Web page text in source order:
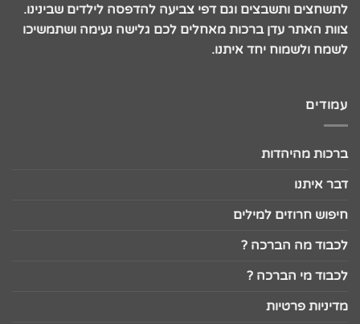
לתשחצים ותשבצים וגם דפי צביעה להדפסה לילדים שבינינו.
צוות האתר עדן ברכות מאחלים לכם גלישה נעימה ושתמשיכו
לשמח ולשמוח יחד איתנו.
עמודים
ברכות מהיהדות
דבר איתנו
חיפוש חרוזים למילים
לכבוד מה הברכה ?
לכבוד מי הברכה ?
מדיניות פרטיות